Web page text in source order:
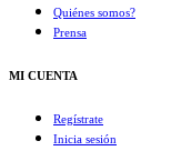
Quiénes somos?
Prensa
MI CUENTA
Regístrate
Inicia sesión